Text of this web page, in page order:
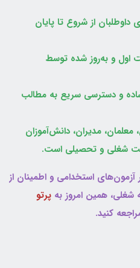
از شروع تا پایان
اول و به‌روز شده توسط
و دسترسی سریع به مطالب
مدیران، دانش‌آموزان
شغلی و تحصیلی است.
آزمون‌های استخدامی و اطمینان از
شغلی، همین امروز به پرتو
کنید.